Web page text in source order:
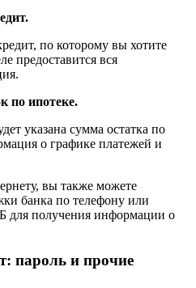
по которому вы хотите
предоставится вся
по ипотеке.
указана сумма остатка по
о графике платежей и
вы также можете
банка по телефону или
для получения информации о
пароль и прочие